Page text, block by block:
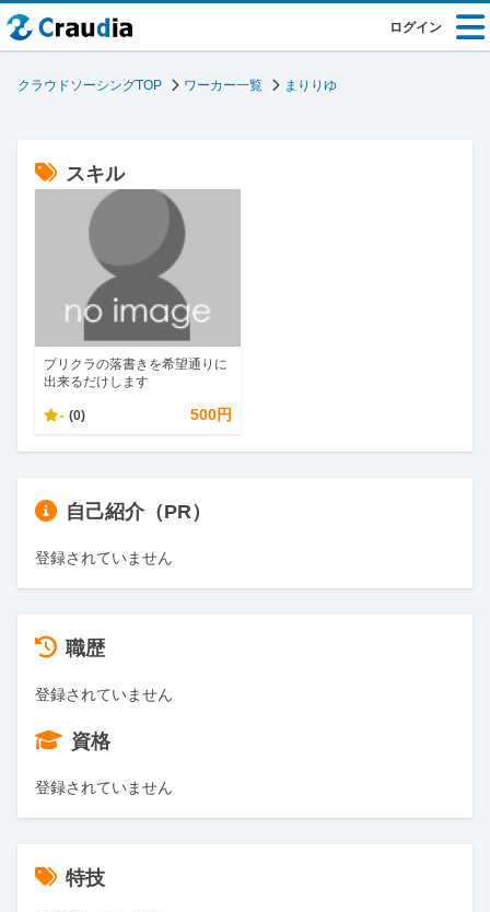
ログイン
クラウドソーシングTOP ワーカー一覧 まりりゆ
スキル
プリクラの落書きを希望通りに
出来るだけします
- (0) 500円
自己紹介（PR）
登録されていません
職歴
登録されていません
資格
登録されていません
特技